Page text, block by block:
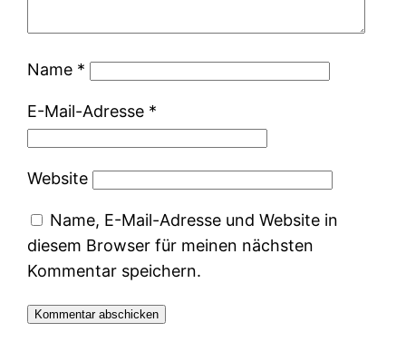
Name *
E-Mail-Adresse *
Website
Name, E-Mail-Adresse und Website in
diesem Browser für meinen nächsten
Kommentar speichern.